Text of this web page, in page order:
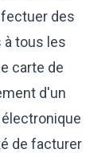
des
tous les
carte de
d'un
de facturer